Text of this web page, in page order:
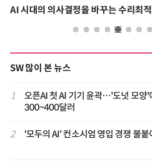
SW 많이 본 뉴스
1
오픈AI 첫 AI 기기 윤곽…'도넛 모양'
300~400달러
2 '모두의 AI' 컨소시엄 영입 경쟁 불붙